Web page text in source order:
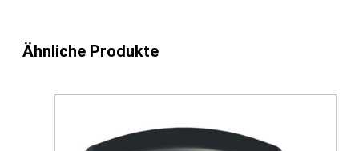
Ähnliche Produkte